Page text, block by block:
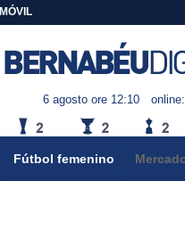
MÓVIL
6 agosto ore 12:10
Fútbol femenino